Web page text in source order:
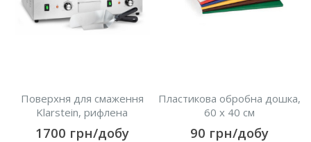
Поверхня для смаження
Klarstein, рифлена
1700 грн/добу
Пластикова обробна дошка,
60 х 40 см
90 грн/добу